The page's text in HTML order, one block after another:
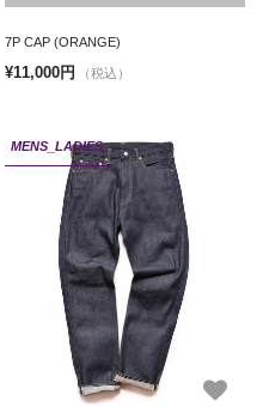
7P CAP (ORANGE)
¥11,000円 （税込）
MENS_LADIES